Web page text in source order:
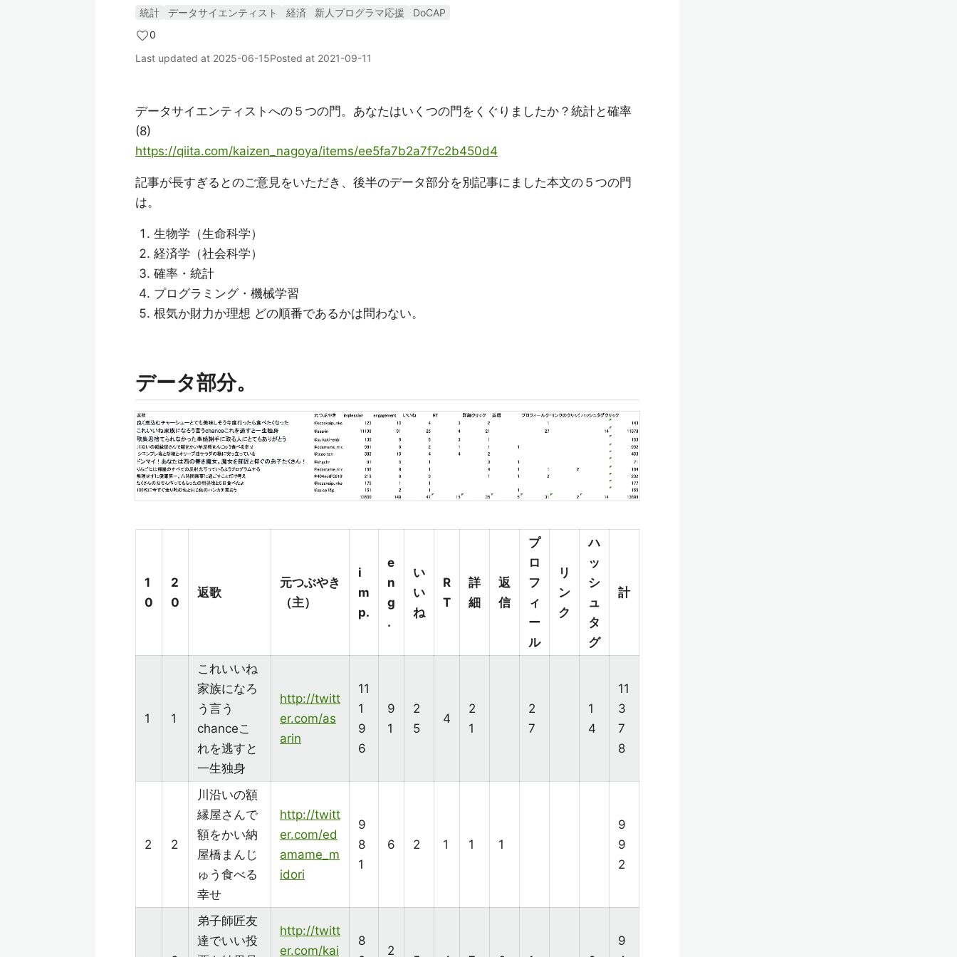
統計 データサイエンティスト 経済 新人プログラマ応援
DoCAP
0
Last updated at 2025-06-15Posted at 2021-09-11
データサイエンティストへの５つの門。あなたはいくつの門をくぐりましたか？統計と確率
(8)
https://qiita.com/kaizen_nagoya/items/ee5fa7b2a7f7c2b450d4
記事が長すぎるとのご意見をいただき、後半のデータ部分を別記事にました本文の５つの門
は。
生物学（生命科学）
経済学（社会科学）
確率・統計
プログラミング・機械学習
根気か財力か理想 どの順番であるかは問わない。
データ部分。
1
0
2
0
返歌
元つぶやき
（主）
i
m
p.
e
n
g
.
い
い
ね
R
T
詳
細
返
信
プ
ロ
フ
ィ
ー
ル
リ
ン
ク
ハ
ッ
シ
ュ
タ
グ
計
1 1
これいいね
家族になろ
う言う
chanceこ
れを逃すと
一生独身
http://twitt
er.com/as
arin
11
1
9
6
9
1
2
5
4
2
1
2
7
1
4
11
3
7
8
2 2
川沿いの額
縁屋さんで
額をかい納
屋橋まんじ
ゅう食べる
幸せ
http://twitt
er.com/ed
amame_m
idori
9
8
1
6 2 1 1 1
9
9
2
弟子師匠友
達でいい投
http://twitt
er.com/kai
8
2
9